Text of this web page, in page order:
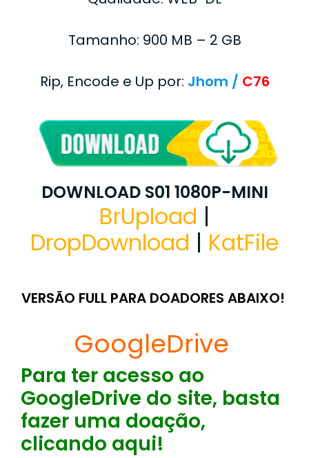
Tamanho: 900 MB – 2 GB
Rip, Encode e Up por: Jhom / C76
DOWNLOAD S01 1080P-MINI
BrUpload |
DropDownload | KatFile
VERSÃO FULL PARA DOADORES ABAIXO!
GoogleDrive
Para ter acesso ao
GoogleDrive do site, basta
fazer uma doação,
clicando aqui!